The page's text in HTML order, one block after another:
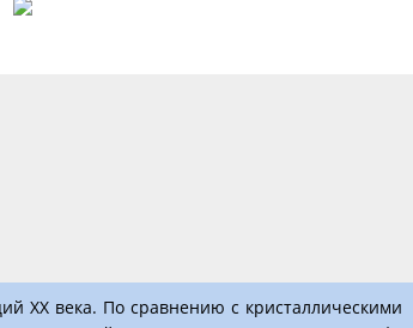
XX века. По сравнению с кристаллическими